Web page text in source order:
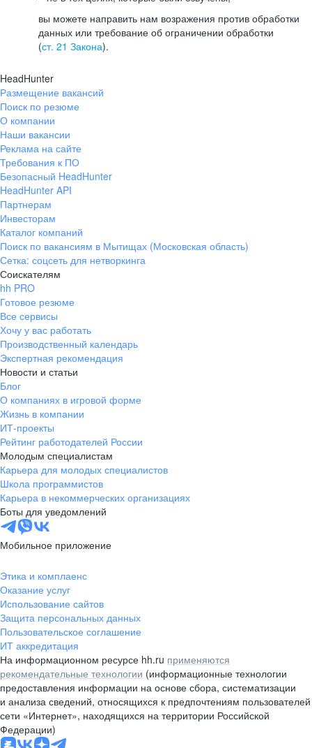
вы можете направить нам возражения против обработки
данных или требование об ограничении обработки
(ст. 21 Закона).
HeadHunter
Размещение вакансий
Поиск по резюме
О компании
Наши вакансии
Реклама на сайте
Требования к ПО
Безопасный HeadHunter
HeadHunter API
Партнерам
Инвесторам
Каталог компаний
Поиск по вакансиям в Мытищах (Московская область)
Сетка: соцсеть для нетворкинга
Соискателям
hh PRO
Готовое резюме
Все сервисы
Хочу у вас работать
Производственный календарь
Экспертная рекомендация
Новости и статьи
Блог
О компаниях в игровой форме
Жизнь в компании
ИТ-проекты
Рейтинг работодателей России
Молодым специалистам
Карьера для молодых специалистов
Школа программистов
Карьера в некоммерческих организациях
Боты для уведомлений
Мобильное приложение
Этика и комплаенс
Оказание услуг
Использование сайтов
Защита персональных данных
Пользовательское соглашение
ИТ аккредитация
На информационном ресурсе hh.ru применяются
рекомендательные технологии (информационные технологии
предоставления информации на основе сбора, систематизации
и анализа сведений, относящихся к предпочтениям пользователей
сети «Интернет», находящихся на территории Российской
Федерации)